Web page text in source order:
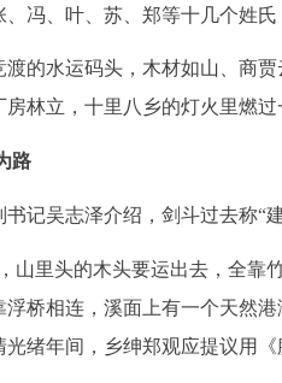
冯、叶、苏、郑等十几个姓氏
渡的水运码头，木材如山、商
林立，十里八乡的灯火里燃过
路
记吴志泽介绍，剑斗过去称“
山里头的木头要运出去，全靠
桥相连，溪面上有一个天然
绪年间，乡绅郑观应提议用